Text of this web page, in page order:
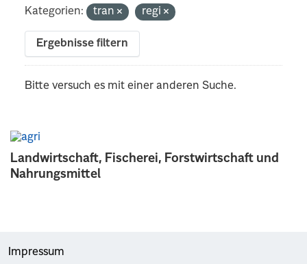
Landwirtschaft, Fischerei, Forstwirtschaft und
Nahrungsmittel
Kategorien:
tran regi
Ergebnisse filtern
Bitte versuch es mit einer anderen Suche.
Impressum